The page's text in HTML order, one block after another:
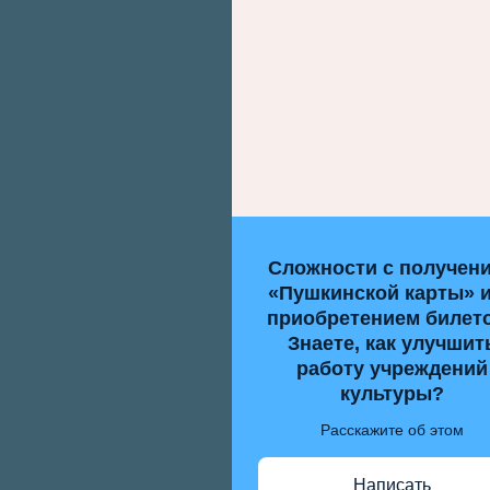
Сложности с
«Пушкинской карты»
приобретением
Знаете, как
работу учреждений
культуры?
Расскажите об этом
Написать